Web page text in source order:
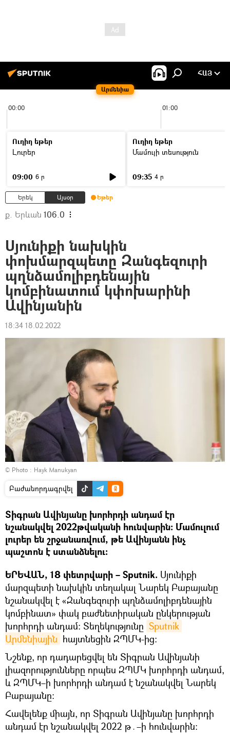
Արմենիա
ՀԱՅ
00:00 01:00
Ուղիղ եթեր
Լուրեր
09:00 6 ր
Ուղիղ եթեր
Մամուլի տեսություն
09:35 4 ր
Երեկ Այսօր Եթեր
ք. Երևան 106.0
Սյունիքի նախկին
փոխմարզպետը Զանգեզուրի
պղնձամոլիբդենային
կոմբինատում կփոխարինի
Ավինյանին
18:34 18.02.2022
© Photo : Hayk Manukyan
Բաժանորդագրվել
Տիգրան Ավինյանը խորհրդի անդամ էր
նշանակվել 2022թվականի հունվարին։ Մամուլում
լուրեր են շրջանառվում, թե Ավինյանն ինչ
պաշտոն է ստանձնելու։
ԵՐԵՎԱՆ, 18 փետրվարի – Sputnik. Սյունիքի
մարզպետի նախկին տեղակալ Նարեկ Բաբայանը
նշանակվել է «Զանգեզուրի պղնձամոլիբդենային
կոմբինատ» փակ բաժնետիրական ընկերության
խորհրդի անդամ։ Տեղեկությունը Sputnik
Արմենիային հայտնեցին ԶՊՄԿ-ից։
Նշենք, որ դադարեցվել են Տիգրան Ավինյանի
լիազորությունները որպես ԶՊՄԿ խորհրդի անդամ,
և ԶՊՄԿ–ի խորհրդի անդամ է նշանակվել Նարեկ
Բաբայանը։
Հավելենք միայն, որ Տիգրան Ավինյանը խորհրդի
անդամ էր նշանակվել 2022 թ․–ի հունվարին։